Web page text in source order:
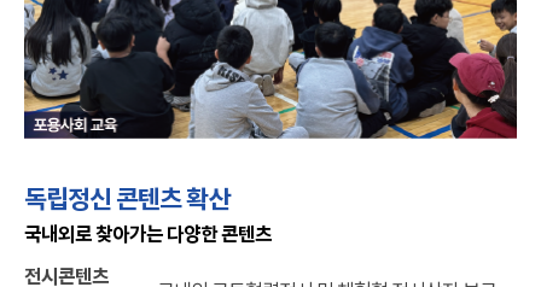
독립정신 콘텐츠 확산
국내외로 찾아가는 다양한 콘텐츠
전시콘텐츠